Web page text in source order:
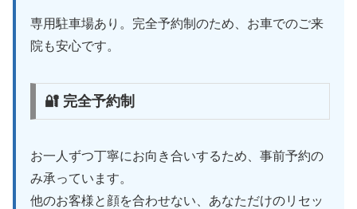
専用駐車場あり。完全予約制のため、お車でのご来
院も安心です。
🔐 完全予約制
お一人ずつ丁寧にお向き合いするため、事前予約の
み承っています。
他のお客様と顔を合わせない、あなただけのリセッ